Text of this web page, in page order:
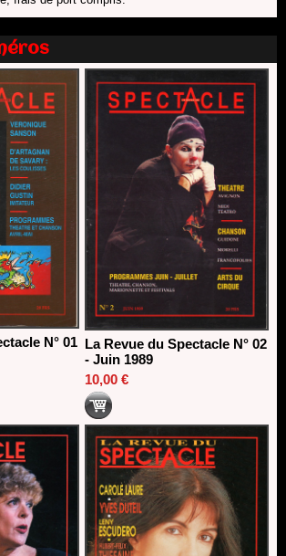
Garraud et Olivier Saccomano à la
de Gennevilliers - CDN
Auteurs d'espaces : les lauréats 2026
N° 01 La Revue du Spectacle N° 02
- Juin 1989
10,00 €